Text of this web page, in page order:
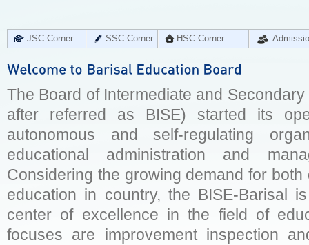
JSC Corner SSC Corner HSC Corner
The Board of Intermediate and
after referred as BISE) started its
autonomous and self-regulating
educational administration and
Considering the growing demand for
education in country, the BISE-Barisal
center of excellence in the field of
focuses are improvement inspection